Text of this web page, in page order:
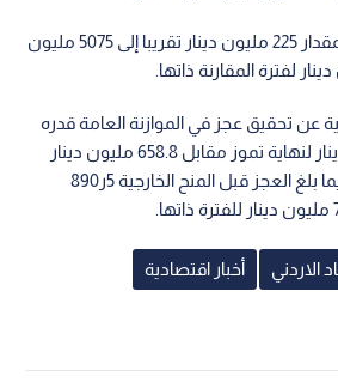
وارتفع إجمالي النفقات بمقدار 225 مليون دينار تقريبا إلى 5075 مليون
عن تحقيق عجز في الموازنة العامة قدره
بعد المنح 738.8مليون دينار لنهاية تموز مقابل 658.8 مليون دينار
للفترة ذاتها من 2018. فيما بلغ العجز قبل المنح الخارجية 5ر890
الاردني أخبار اقتصادية